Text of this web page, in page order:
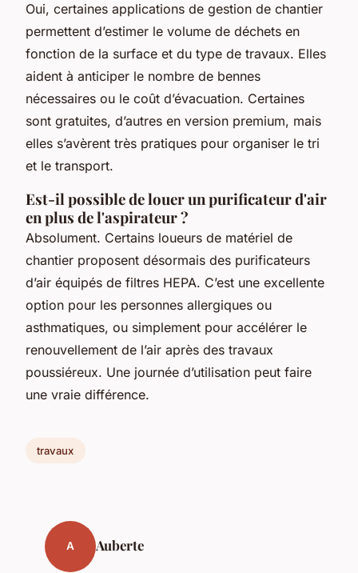
Oui, certaines applications de gestion de chantier
permettent d’estimer le volume de déchets en
fonction de la surface et du type de travaux. Elles
aident à anticiper le nombre de bennes
nécessaires ou le coût d’évacuation. Certaines
sont gratuites, d’autres en version premium, mais
elles s’avèrent très pratiques pour organiser le tri
et le transport.
Est-il possible de louer un purificateur d'air
en plus de l'aspirateur ?
Absolument. Certains loueurs de matériel de
chantier proposent désormais des purificateurs
d’air équipés de filtres HEPA. C’est une excellente
option pour les personnes allergiques ou
asthmatiques, ou simplement pour accélérer le
renouvellement de l’air après des travaux
poussiéreux. Une journée d’utilisation peut faire
une vraie différence.
travaux
A Auberte